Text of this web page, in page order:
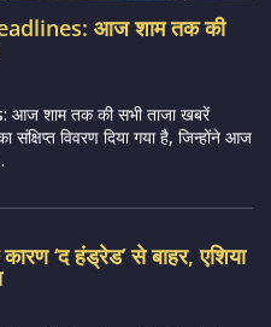
आज शाम तक की
शाम तक की सभी ताजा खबरें
विवरण दिया गया है, जिन्होंने आज
‘द हंड्रेड’ से बाहर, एशिया